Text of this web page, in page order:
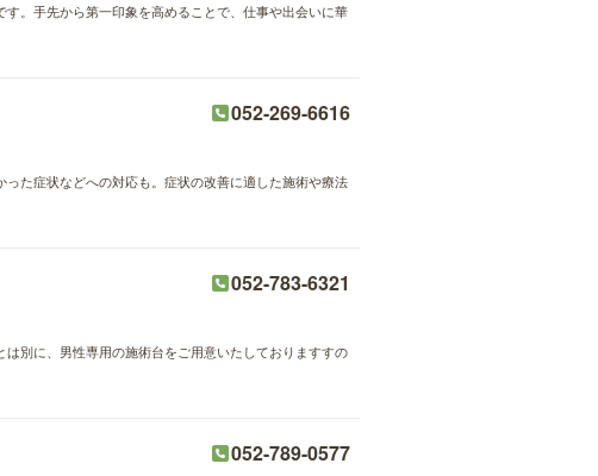
。手先から第一印象を高めることで、仕事や出会いに華
052-269-6616
た症状などへの対応も。症状の改善に適した施術や療法
052-783-6321
別に、男性専用の施術台をご用意いたしておりますすの
052-789-0577